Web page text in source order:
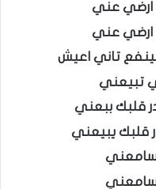
عني
عني
تاني اعيش
تبيعني
قلبك ببعني
قلبك يبيعني
سامعني
سامعني